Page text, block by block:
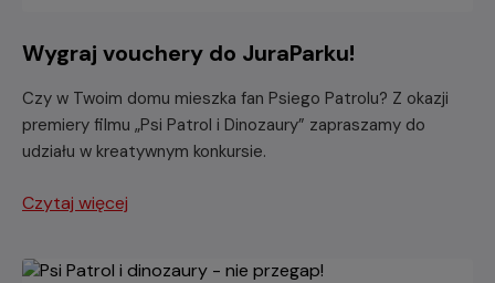
Wygraj vouchery do JuraParku!
Czy w Twoim domu mieszka fan Psiego Patrolu? Z okazji
premiery filmu „Psi Patrol i Dinozaury” zapraszamy do
udziału w kreatywnym konkursie.
Czytaj więcej